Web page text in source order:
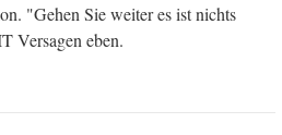
"Gehen Sie weiter es ist nichts
Versagen eben.